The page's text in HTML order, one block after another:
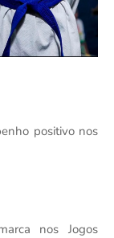
positivo nos
nos Jogos